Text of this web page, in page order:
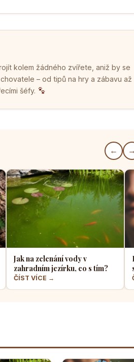
kolem žádného zvířete, aniž by se
– od tipů na hry a zábavu až
šéfy.
← →
Jak na zelenání vody v
zahradním jezírku, co s tím?
ČÍST VÍCE →